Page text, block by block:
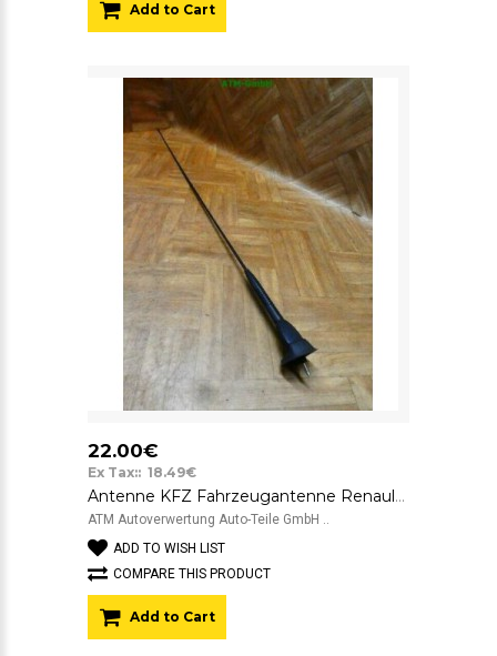
Add to Cart
22.00€
Ex Tax:: 18.49€
Antenne KFZ Fahrzeugantenne Renault Laguna 1
ATM Autoverwertung Auto-Teile GmbH ..
ADD TO WISH LIST
COMPARE THIS PRODUCT
Add to Cart